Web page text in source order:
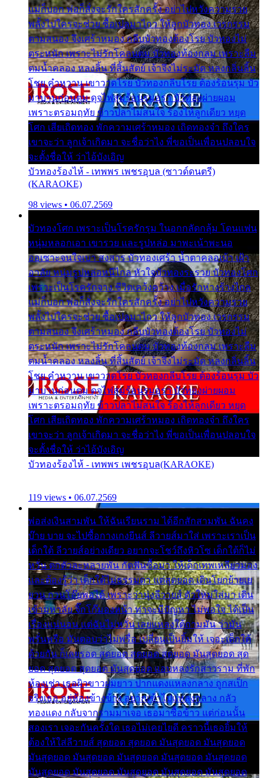
แม่ก็บอก พ่อก็สั่งจะรักใครสักครั้ง อย่าไปหวังความรวย
พลั้งไปใครจะช่วย ซื้อเปลมาไกว ให้ลูกบัวทอง เวรกรรม
ตามสนอง จึงเศร้าหมอง กลีบบัวทองต้องโรย บัวทองไม่
ตระหนัก เพราะไม่รักโคลนตม บัวทองท้องกลม เพราะลืม
ตมน้ำคลอง หลงลิ้น ที่สิ้นสัตย์ เจ้าจึงไม่ระมัด หลงกลิ่นลิ้น
โชย คำหวาน เขาวาดโรย บัวทองกลีบโรย ต้องร้อนรุม บัว
มาบานก่อนตูม ดุจไฟสุมร้อนรุมอุรา บัวทองผ่ายผอม
เพราะตรอมฤทัย ข้าวปลาไม่สนใจ ร้องไห้ลูกเดียว หยุด
โศก เสียเถิดทอง พักความเศร้าหมอง เถิดทองจ๋า ถึงใคร
เขาจะว่า ลูกเจ้าเกิดมา จะชื่อว่าไง พี่ขอเป็นเพื่อนปลอบใจ
จะตั้งชื่อให้ ว่าไอ้บังเอิญ
บัวทองร้องไห้ - เทพพร เพชรอุบล (ซาวด์ดนตรี)
(KARAOKE)
98 views • 06.07.2569
บัวทองโศก เพราะเป็นโรครักรุม ในอกกลัดกลุ้ม โดนแฟน
หนุ่มหลอกเอา เขารวย และรูปหล่อ มาพะเน้าพะนอ
ออเซาะจนใจเบา สงสาร บัวทองเศร้า น้ำตาคลอเบ้า เฝ้า
อาลัย หนุ่มรูปหล่อหนีไกล หัวใจบัวทองระรวย บัวทองโศก
เพราะเป็นโรครักจาง ชีวิตเคว้งคว้าง เมื่อรักห่างร้างไกล
แม่ก็บอก พ่อก็สั่งจะรักใครสักครั้ง อย่าไปหวังความรวย
พลั้งไปใครจะช่วย ซื้อเปลมาไกว ให้ลูกบัวทอง เวรกรรม
ตามสนอง จึงเศร้าหมอง กลีบบัวทองต้องโรย บัวทองไม่
ตระหนัก เพราะไม่รักโคลนตม บัวทองท้องกลม เพราะลืม
ตมน้ำคลอง หลงลิ้น ที่สิ้นสัตย์ เจ้าจึงไม่ระมัด หลงกลิ่นลิ้น
โชย คำหวาน เขาวาดโรย บัวทองกลีบโรย ต้องร้อนรุม บัว
มาบานก่อนตูม ดุจไฟสุมร้อนรุมอุรา บัวทองผ่ายผอม
เพราะตรอมฤทัย ข้าวปลาไม่สนใจ ร้องไห้ลูกเดียว หยุด
โศก เสียเถิดทอง พักความเศร้าหมอง เถิดทองจ๋า ถึงใคร
เขาจะว่า ลูกเจ้าเกิดมา จะชื่อว่าไง พี่ขอเป็นเพื่อนปลอบใจ
จะตั้งชื่อให้ ว่าไอ้บังเอิญ
บัวทองร้องไห้ - เทพพร เพชรอุบล(KARAOKE)
119 views • 06.07.2569
พ่อส่งเงินสามพัน ให้ฉันเรียนราม ได้อีกสักสามพัน ฉันคง
บ๊าย บาย จะไปซื้อกางเกงยีนส์ ลีวายส์มาใส่ เพราะเราเป็น
เด็กใต้ ลีวายส์อย่างเดียว อยากจะโชว์ถึงหิวโซ เด็กใต้ก็ไม่
หวั่น ตกตัวละหลายพัน กัดฟันซื้อมา ให้เด็กเทพเหลียวมอง
และต้องรู้ว่า เด็กใต้ไม่ธรรมดา แต่สุดยอด เดินโยกย้ายเย
ยวน กวนโอ๊ยพอได้ เพราะว่านุ่งลีวายส์ ตัวใหม่ใส่มา เดิน
เข้ามหาลัย จิ๊กโก๊มองหน้า ท่าจะมีปัญหา ไม่พอใจ ได้เป็น
เรื่องแน่นอน แต่ฉันไม่หวั่น เลยแหลงใต้ถามมัน ว่ามัน
พรั่นพรือ มันตอบว่าไม่พรื่อ เปลี่ยนเป็นยิ้มให้ เจอะเด็กใต้
ด้วยกัน ก็เลยรอด สุดยอด สุดยอด สุดยอด มันสุดยอด สุด
ยอด สุดยอด สุดยอด มันสุดยอด แอบหลงรักสาวราม ที่พัก
ห้องเช่า เธอผิวขาวผมยาว ปากแดงแหลงกลาง ถูกสเป็ก
จริงเธอ อยู่ห้องข้างข้าง อยากเข้าไปแหลงกลาง กลัว
ทองแดง กลับจากรามมาเจอ เธอมาซื้อข้าว แต่ก่อนนั้น
สองเรา เจอะกันครั้งใด เธอไม่เคยไยดี คราวนี้เธอยิ้มให้
ต้องให้ใส่ลีวายส์ สุดยอด สุดยอด มันสุดยอด มันสุดยอด
มันสุดยอด มันสุดยอด มันสุดยอด มันสุดยอด มันสุดยอด
มันสุดยอด มันสุดยอด มันสุดยอด มันสุดยอด มันสุดยอด